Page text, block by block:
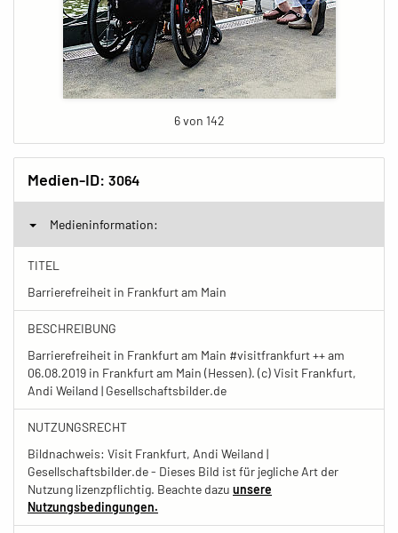
6 von 142
Medien-ID: 3064
Medieninformation:
TITEL
Barrierefreiheit in Frankfurt am Main
BESCHREIBUNG
Barrierefreiheit in Frankfurt am Main #visitfrankfurt ++ am
06.08.2019 in Frankfurt am Main (Hessen). (c) Visit Frankfurt,
Andi Weiland | Gesellschaftsbilder.de
NUTZUNGSRECHT
Bildnachweis: Visit Frankfurt, Andi Weiland |
Gesellschaftsbilder.de - Dieses Bild ist für jegliche Art der
Nutzung lizenzpflichtig. Beachte dazu unsere
Nutzungsbedingungen.